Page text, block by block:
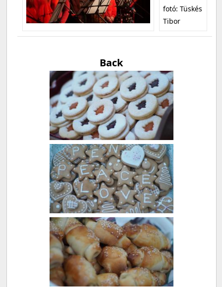
fotó: Tüskés
Tibor
Back